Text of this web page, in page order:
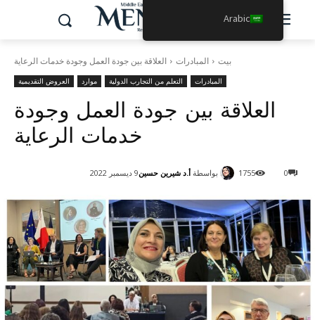
بيت المبادرات العلاقة بين جودة العمل وجودة خدمات الرعاية
المبادرات التعلم من التجارب الدولية موارد العروض التقديمية
العلاقة بين جودة العمل وجودة
خدمات الرعاية
بواسطة أ.د شيرين حسين9 ديسمبر 2022 0
1755
Arabic